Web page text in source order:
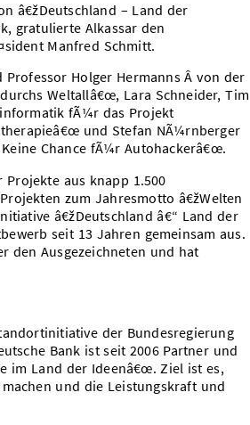
â€žDeutschland – Land der
gratulierte Alkassar den
Manfred Schmitt.
Holger Hermanns Â von der
Weltallâ€œ, Lara Schneider, Tim
fÃ¼r das Projekt
und Stefan NÃ¼rnberger
Chance fÃ¼r Autohackerâ€œ.
aus knapp 1.500
zum Jahresmotto â€žWelten
â€žDeutschland â€“ Land der
seit 13 Jahren gemeinsam aus.
den Ausgezeichneten und hat
der Bundesregierung
Bank ist seit 2006 Partner und
im Land der Ideenâ€œ. Ziel ist es,
und die Leistungskraft und